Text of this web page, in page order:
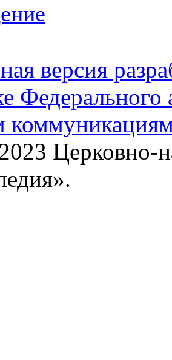
версия
Федерального
Церковно-